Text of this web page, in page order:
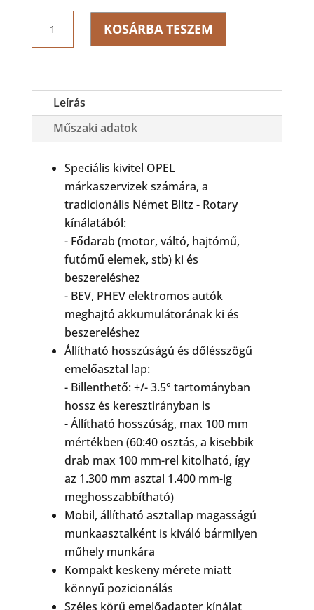
3,172,000 Ft.
BLITZ
WE160002A
Emelőasztal
OPEL
kivitel
KOSÁRBA TESZEM
Leírás
Műszaki adatok
Speciális kivitel OPEL
márkaszervizek számára, a
tradicionális Német Blitz - Rotary
kínálatából:
- Fődarab (motor, váltó, hajtómű,
futómű elemek, stb) ki és
beszereléshez
- BEV, PHEV elektromos autók
meghajtó akkumulátorának ki és
beszereléshez
Állítható hosszúságú és dőlésszögű
emelőasztal lap:
- Billenthető: +/- 3.5° tartományban
hossz és keresztirányban is
- Állítható hosszúság, max 100 mm
mértékben (60:40 osztás, a kisebbik
drab max 100 mm-rel kitolható, így
az 1.300 mm asztal 1.400 mm-ig
meghosszabbítható)
Mobil, állítható asztallap magasságú
munkaasztalként is kiváló bármilyen
műhely munkára
Kompakt keskeny mérete miatt
könnyű pozicionálás
Széles körű emelőadapter kínálat